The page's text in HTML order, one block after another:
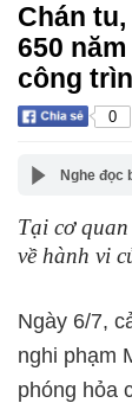
Chán
650
công
0
Nghe đọc
Tại cơ
về hành vi
Ngày 6/7,
nghi phạm
phóng hỏa